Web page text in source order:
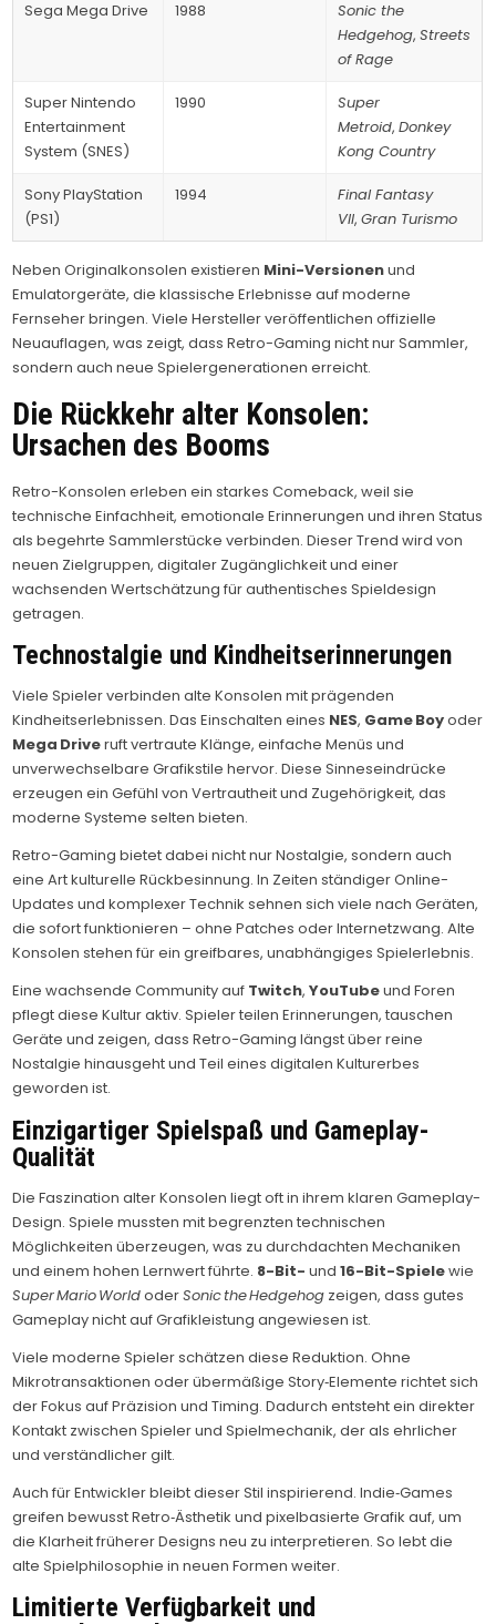
Sega Mega Drive 1988
Sonic the
Hedgehog,Streets
of Rage
Super Nintendo
Entertainment
System (SNES)
1990
Super
Metroid,Donkey
Kong Country
Sony PlayStation
(PS1)
1994
Final Fantasy
VII,Gran Turismo
Neben Originalkonsolen existieren Mini-Versionenund
Emulatorgeräte, die klassische Erlebnisse auf moderne
Fernseher bringen. Viele Hersteller veröffentlichen offizielle
Neuauflagen, was zeigt, dass Retro-Gaming nicht nur Sammler,
sondern auch neue Spielergenerationen erreicht.
Die Rückkehr alter Konsolen:
Ursachen des Booms
Retro-Konsolen erleben ein starkes Comeback, weil sie
technische Einfachheit, emotionale Erinnerungen und ihren Status
als begehrte Sammlerstücke verbinden. Dieser Trend wird von
neuen Zielgruppen, digitaler Zugänglichkeit und einer
wachsenden Wertschätzung für authentisches Spieldesign
getragen.
Technostalgie und Kindheitserinnerungen
Viele Spieler verbinden alte Konsolen mit prägenden
Kindheitserlebnissen. Das Einschalten eines NES, Game Boyoder
Mega Driveruft vertraute Klänge, einfache Menüs und
unverwechselbare Grafikstile hervor. Diese Sinneseindrücke
erzeugen ein Gefühl von Vertrautheit und Zugehörigkeit, das
moderne Systeme selten bieten.
Retro-Gaming bietet dabei nicht nur Nostalgie, sondern auch
eine Art kulturelle Rückbesinnung. In Zeiten ständiger Online-
Updates und komplexer Technik sehnen sich viele nach Geräten,
die sofort funktionieren – ohne Patches oder Internetzwang. Alte
Konsolen stehen für ein greifbares, unabhängiges Spielerlebnis.
Eine wachsende Community auf Twitch,YouTubeund Foren
pflegt diese Kultur aktiv. Spieler teilen Erinnerungen, tauschen
Geräte und zeigen, dass Retro-Gaming längst über reine
Nostalgie hinausgeht und Teil eines digitalen Kulturerbes
geworden ist.
Einzigartiger Spielspaß und Gameplay-
Qualität
Die Faszination alter Konsolen liegt oft in ihrem klaren Gameplay-
Design. Spiele mussten mit begrenzten technischen
Möglichkeiten überzeugen, was zu durchdachten Mechaniken
und einem hohen Lernwert führte. 8-Bit- und16-Bit-Spielewie
Super Mario WorldoderSonic the Hedgehog zeigen, dass gutes
Gameplay nicht auf Grafikleistung angewiesen ist.
Viele moderne Spieler schätzen diese Reduktion. Ohne
Mikrotransaktionen oder übermäßige Story‑Elemente richtet sich
der Fokus auf Präzision und Timing. Dadurch entsteht ein direkter
Kontakt zwischen Spieler und Spielmechanik, der als ehrlicher
und verständlicher gilt.
Auch für Entwickler bleibt dieser Stil inspirierend. Indie‑Games
greifen bewusst Retro‑Ästhetik und pixelbasierte Grafik auf, um
die Klarheit früherer Designs neu zu interpretieren. So lebt die
alte Spielphilosophie in neuen Formen weiter.
Limitierte Verfügbarkeit und